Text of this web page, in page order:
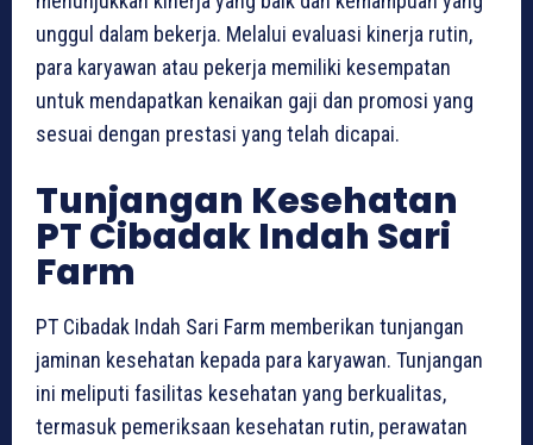
unggul dalam bekerja. Melalui evaluasi kinerja rutin,
para karyawan atau pekerja memiliki kesempatan
untuk mendapatkan kenaikan gaji dan promosi yang
sesuai dengan prestasi yang telah dicapai.
Tunjangan Kesehatan
PT Cibadak Indah Sari
Farm
PT Cibadak Indah Sari Farm memberikan tunjangan
jaminan kesehatan kepada para karyawan. Tunjangan
ini meliputi fasilitas kesehatan yang berkualitas,
termasuk pemeriksaan kesehatan rutin, perawatan